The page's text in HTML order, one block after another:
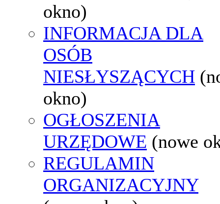
okno)
INFORMACJA DLA
OSÓB
NIESŁYSZĄCYCH
okno)
OGŁOSZENIA
URZĘDOWE (nowe
REGULAMIN
ORGANIZACYJNY